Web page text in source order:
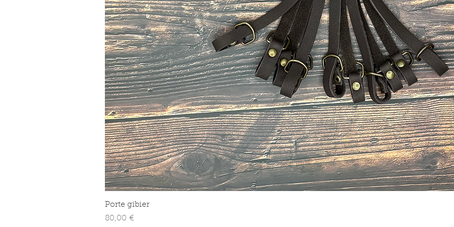
Porte gibier
Prix
80,00 €